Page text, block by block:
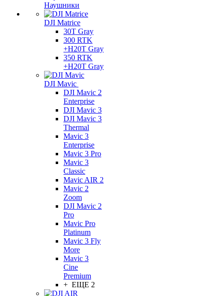
Наушники
DJI Matrice
30T Gray
300 RTK
+H20T Gray
350 RTK
+H20T Gray
DJI Mavic
DJI Mavic 2
Enterprise
DJI Mavic 3
DJI Mavic 3
Thermal
Mavic 3
Enterprise
Mavic 3 Pro
Mavic 3
Сlassic
Mavic AIR 2
Mavic 2
Zoom
DJI Mavic 2
Pro
Mavic Pro
Platinum
Mavic 3 Fly
More
Mavic 3
Cine
Premium
+ ЕЩЕ 2